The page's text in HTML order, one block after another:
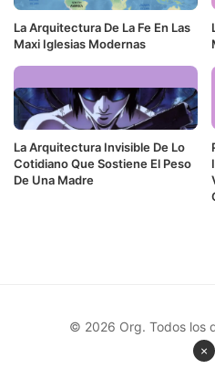
La Arquitectura De La Fe En Las
Maxi Iglesias Modernas
La Arquitectura Invisible De Lo
Cotidiano Que Sostiene El Peso
De Una Madre
×
© 2026 Org. Todos los